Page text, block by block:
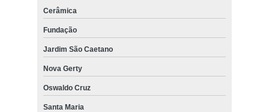
Cerâmica
Fundação
Jardim São Caetano
Nova Gerty
Oswaldo Cruz
Santa Maria